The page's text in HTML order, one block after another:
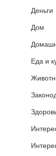
Деньги
Дом
Еда и